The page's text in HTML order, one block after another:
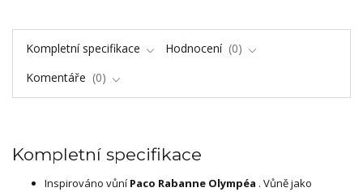
Kompletní specifikace Hodnocení
0
Komentáře
0
Kompletní specifikace
Inspirováno vůní Paco Rabanne Olympéa . Vůně jako